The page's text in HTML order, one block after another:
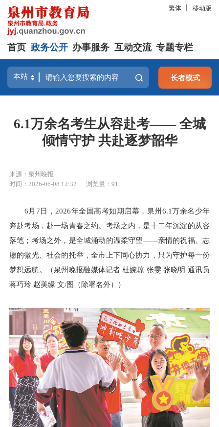
繁体 移动版
首页 政务公开 办事服务 互动交流 专题专栏
长者模式
6.1万余名考生从容赴考—— 全城
倾情守护 共赴逐梦韶华
来源：泉州晚报
时间：2026-06-08 12:32
浏览量： 91
6月7日，2026年全国高考如期启幕，泉州6.1万余名少年
奔赴考场，赴一场青春之约。考场之内，是十二年沉淀的从容
落笔；考场之外，是全城涌动的温柔守望——亲情的祝福、志
愿的微光、社会的托举，全市上下同心协力，只为守护每一份
梦想远航。（泉州晚报融媒体记者 杜婉琼 张雯 张晓明 通讯员
蒋巧玲 赵美缘 文/图（除署名外））